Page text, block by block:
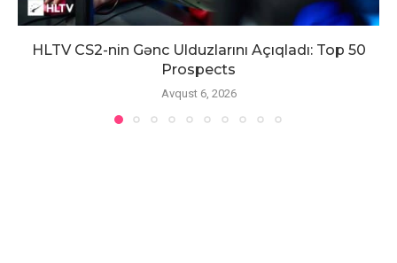
HLTV CS2-nin Gənc Ulduzlarını Açıqladı: Top 50
Prospects
Avqust 6, 2026